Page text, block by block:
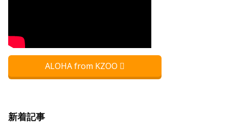
ALOHA from KZOO
新着記事